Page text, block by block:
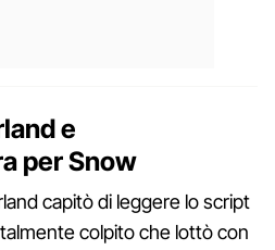
e
per Snow
capitò di leggere lo script
colpito che lottò con